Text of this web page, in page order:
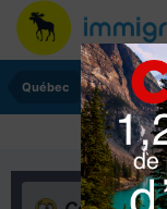
Québec